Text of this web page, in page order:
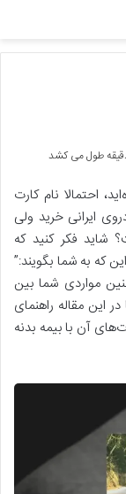
احتمالا نام کارت
ایرانی خرید ولی
شاید فکر کنید که
که به شما بگویند:”
مواردی شما بین
این مقاله راهنمای
آن با بیمه بدنه